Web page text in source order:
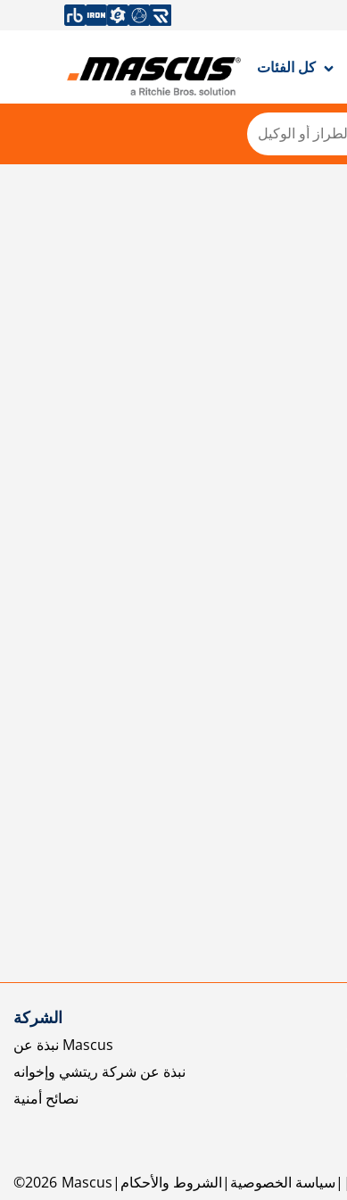
كل الفئات
الشركة
نبذة عن Mascus
نبذة عن شركة ريتشي وإخوانه
نصائح أمنية
©2026 Mascus الشروط والأحكام سياسة الخصوصية